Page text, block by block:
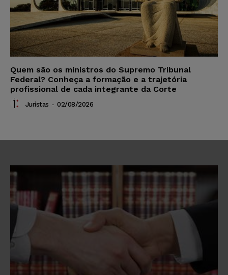
Quem são os ministros do Supremo Tribunal
Federal? Conheça a formação e a trajetória
profissional de cada integrante da Corte
Juristas - 02/08/2026